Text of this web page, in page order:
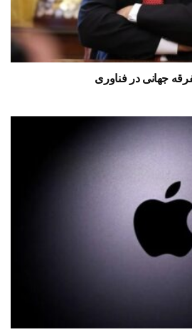
جهانی در فناوری